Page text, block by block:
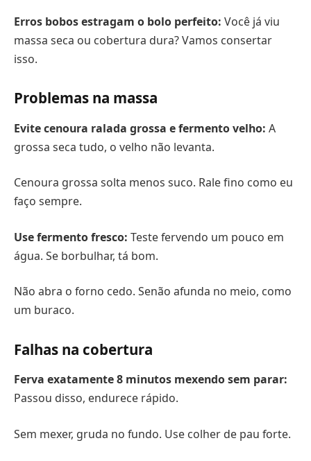
Erros bobos estragam o bolo perfeito: Você já viu
massa seca ou cobertura dura? Vamos consertar
isso.
Problemas na massa
Evite cenoura ralada grossa e fermento velho: A
grossa seca tudo, o velho não levanta.
Cenoura grossa solta menos suco. Rale fino como eu
faço sempre.
Use fermento fresco: Teste fervendo um pouco em
água. Se borbulhar, tá bom.
Não abra o forno cedo. Senão afunda no meio, como
um buraco.
Falhas na cobertura
Ferva exatamente 8 minutos mexendo sem parar:
Passou disso, endurece rápido.
Sem mexer, gruda no fundo. Use colher de pau forte.